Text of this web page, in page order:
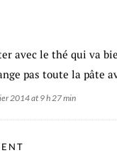
avec le thé qui va
pas toute la pâte
2014 at 9 h 27 min